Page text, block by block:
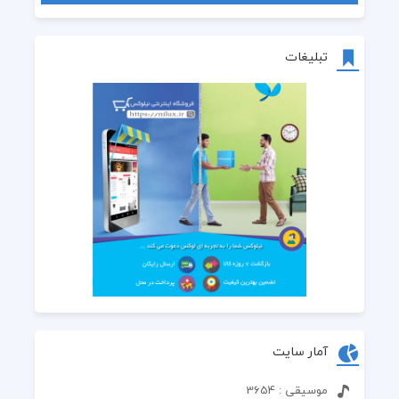
تبلیغات
آمار سایت
موسیقی : 3654